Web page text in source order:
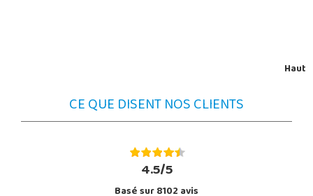
Haut
CE QUE DISENT NOS CLIENTS
4.5/5